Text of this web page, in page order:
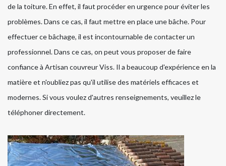
de la toiture. En effet, il faut procéder en urgence pour éviter les
problèmes. Dans ce cas, il faut mettre en place une bâche. Pour
effectuer ce bâchage, il est incontournable de contacter un
professionnel. Dans ce cas, on peut vous proposer de faire
confiance à Artisan couvreur Viss. Il a beaucoup d'expérience en la
matière et n'oubliez pas qu'il utilise des matériels efficaces et
modernes. Si vous voulez d'autres renseignements, veuillez le
téléphoner directement.